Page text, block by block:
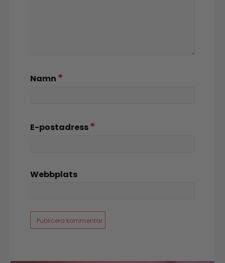
Namn *
E-postadress*
Webbplats